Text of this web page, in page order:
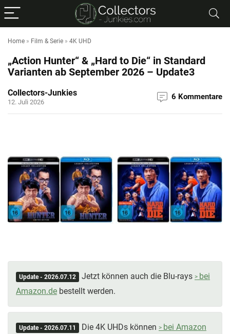
Home » Film & Serie » 4K UHD
„Action Hunter“ & „Hard to Die“ in Standard
Varianten ab September 2026 – Update3
Collectors-Junkies
12. Juli 2026
6 Kommentare
Update - 2026.07.12 Jetzt können auch die Blu-rays
bei
Amazon.de bestellt werden.
Update - 2026.07.11 Die 4K UHDs können
bei Amazon